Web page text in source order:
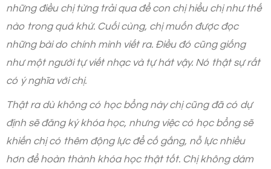
những điều chị từng trải qua để con chị hiểu chị như thế
nào trong quá khứ. Cuối cùng, chị muốn được đọc
những bài do chính mình viết ra. Điều đó cũng giống
như một người tự viết nhạc và tự hát vậy. Nó thật sự rất
có ý nghĩa với chị.
Thật ra dù không có học bổng này chị cũng đã có dự
định sẽ đăng ký khóa học, nhưng việc có học bổng sẽ
khiến chị có thêm động lực để cố gắng, nỗ lực nhiều
hơn để hoàn thành khóa học thật tốt. Chị không dám